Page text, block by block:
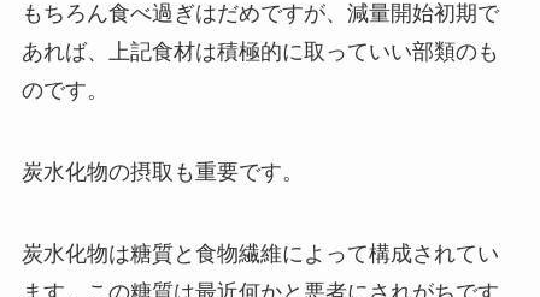
もちろん食べ過ぎはだめですが、減量開始初期で
あれば、上記食材は積極的に取っていい部類のも
のです。
炭水化物の摂取も重要です。
炭水化物は糖質と食物繊維によって構成されてい
ます。この糖質は最近何かと悪者にされがちです